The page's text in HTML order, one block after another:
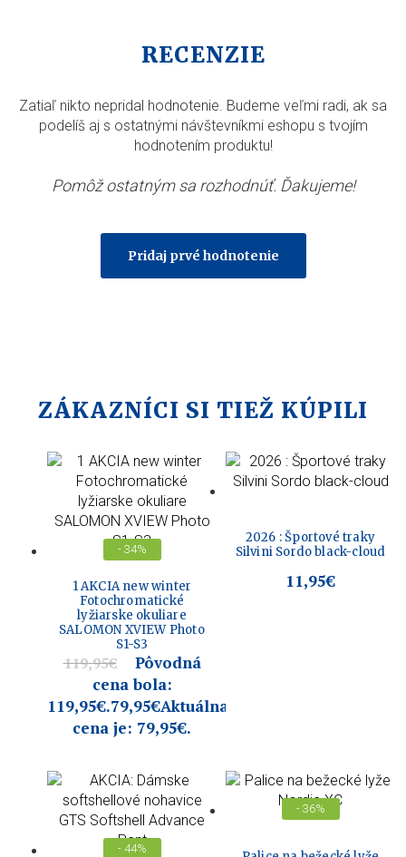
RECENZIE
Zatiaľ nikto nepridal hodnotenie. Budeme veľmi radi, ak sa
podelíš aj s ostatnými návštevníkmi eshopu s tvojím
hodnotením produktu!
Pomôž ostatným sa rozhodnúť. Ďakujeme!
Pridaj prvé hodnotenie
ZÁKAZNÍCI SI TIEŽ KÚPILI
- 34%
1 AKCIA new winter
Fotochromatické
lyžiarske okuliare
SALOMON XVIEW Photo
S1-S3
119,95€
Pôvodná
cena bola:
119,95€.79,95€Aktuálna
cena je: 79,95€.
2026 : Športové traky
Silvini Sordo black-cloud
11,95€
- 44%
- 36%